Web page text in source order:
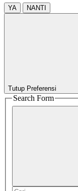
YA NANTI
Tutup Preferensi
Search Form